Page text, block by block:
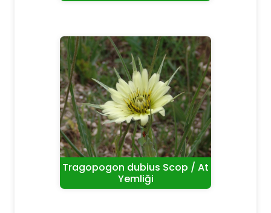
Tragopogon dubius Scop / At
Yemliği